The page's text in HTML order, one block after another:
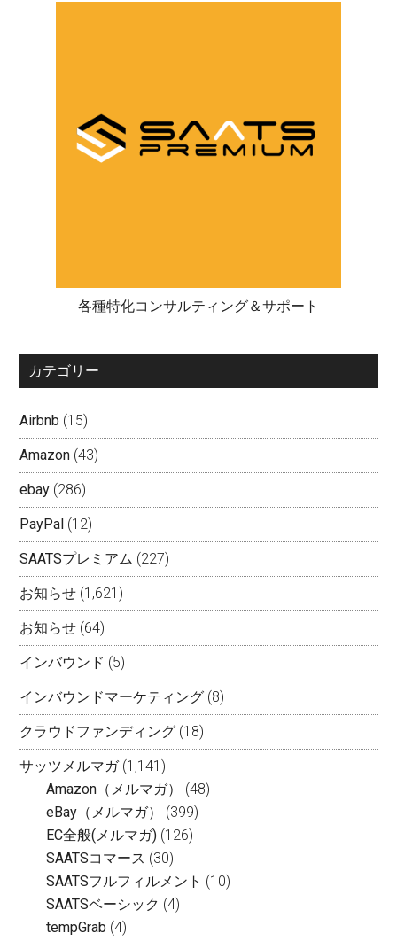
各種特化コンサルティング＆サポート
カテゴリー
Airbnb (15)
Amazon (43)
ebay (286)
PayPal (12)
SAATSプレミアム (227)
お知らせ (1,621)
お知らせ (64)
インバウンド (5)
インバウンドマーケティング (8)
クラウドファンディング (18)
サッツメルマガ(1,141)
Amazon（メルマガ）
(48)
eBay（メルマガ）
(399)
EC全般(メルマガ) (126)
SAATSコマース (30)
SAATSフルフィルメント (10)
SAATSベーシック (4)
tempGrab (4)